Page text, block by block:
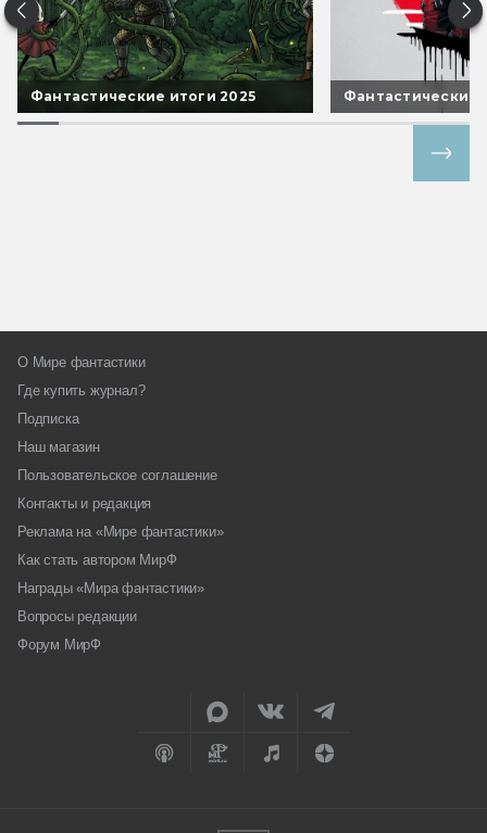
Фантастические итоги 2025 Фантастические
О Мире фантастики
Где купить журнал?
Подписка
Наш магазин
Пользовательское соглашение
Контакты и редакция
Реклама на «Мире фантастики»
Как стать автором МирФ
Награды «Мира фантастики»
Вопросы редакции
Форум МирФ